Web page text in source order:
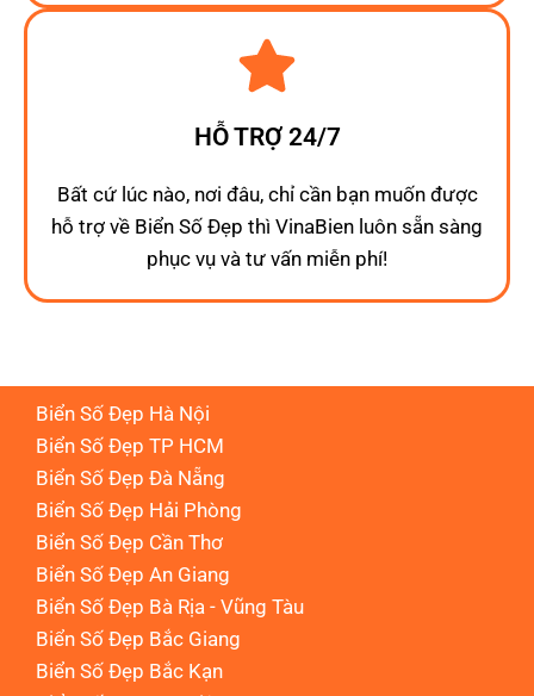
HỖ TRỢ 24/7
Bất cứ lúc nào, nơi đâu, chỉ cần bạn muốn được
hỗ trợ về Biển Số Đẹp thì VinaBien luôn sẵn sàng
phục vụ và tư vấn miễn phí!
Biển Số Đẹp Hà Nội
Biển Số Đẹp TP HCM
Biển Số Đẹp Đà Nẵng
Biển Số Đẹp Hải Phòng
Biển Số Đẹp Cần Thơ
Biển Số Đẹp An Giang
Biển Số Đẹp Bà Rịa - Vũng Tàu
Biển Số Đẹp Bắc Giang
Biển Số Đẹp Bắc Kạn